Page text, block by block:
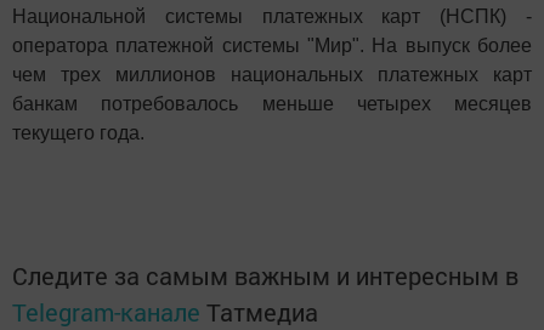
Национальной системы платежных карт (НСПК) -
оператора платежной системы "Мир". На выпуск более
чем трех миллионов национальных платежных карт
банкам потребовалось меньше четырех месяцев
текущего года.
Следите за самым важным и интересным в
Telegram-канале Татмедиа